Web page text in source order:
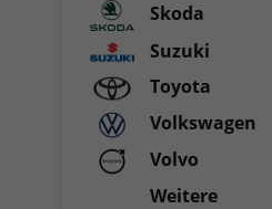
Skoda
Suzuki
Toyota
Volkswagen
Volvo
Weitere